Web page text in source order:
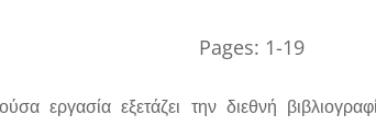
Pages: 1-19
εργασία εξετάζει την διεθνή